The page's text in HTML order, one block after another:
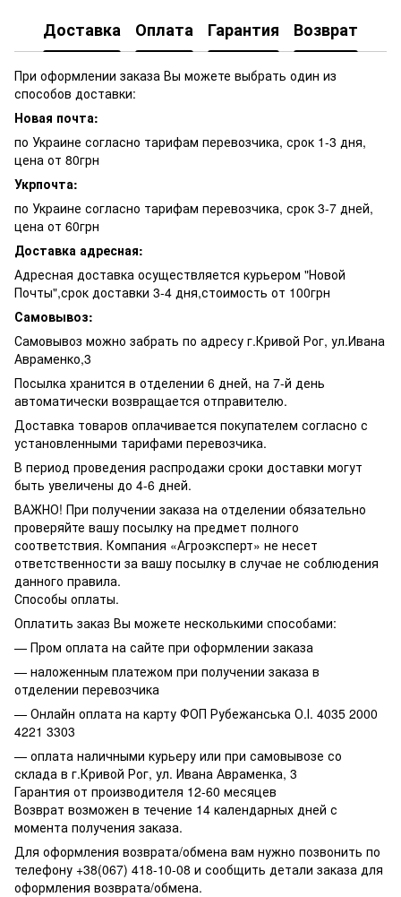
Доставка Оплата Гарантия Возврат
При оформлении заказа Вы можете выбрать один из
способов доставки:
Новая почта:
по Украине согласно тарифам перевозчика, срок 1-3 дня,
цена от 80грн
Укрпочта:
по Украине согласно тарифам перевозчика, срок 3-7 дней,
цена от 60грн
Доставка адресная:
Адресная доставка осуществляется курьером "Новой
Почты",срок доставки 3-4 дня,стоимость от 100грн
Самовывоз:
Самовывоз можно забрать по адресу г.Кривой Рог, ул.Ивана
Авраменко,3
Посылка хранится в отделении 6 дней, на 7-й день
автоматически возвращается отправителю.
Доставка товаров оплачивается покупателем согласно с
установленными тарифами перевозчика.
В период проведения распродажи сроки доставки могут
быть увеличены до 4-6 дней.
ВАЖНО! При получении заказа на отделении обязательно
проверяйте вашу посылку на предмет полного
соответствия. Компания «Агроэксперт» не несет
ответственности за вашу посылку в случае не соблюдения
данного правила.
Способы оплаты.
Оплатить заказ Вы можете несколькими способами:
— Пром оплата на сайте при оформлении заказа
— наложенным платежом при получении заказа в
отделении перевозчика
— Онлайн оплата на карту ФОП Рубежанська О.І. 4035 2000
4221 3303
— оплата наличными курьеру или при самовывозе со
склада в г.Кривой Рог, ул. Ивана Авраменка, 3
Гарантия от производителя 12-60 месяцев
Возврат возможен в течение 14 календарных дней с
момента получения заказа.
Для оформления возврата/обмена вам нужно позвонить по
телефону +38(067) 418-10-08 и сообщить детали заказа для
оформления возврата/обмена.